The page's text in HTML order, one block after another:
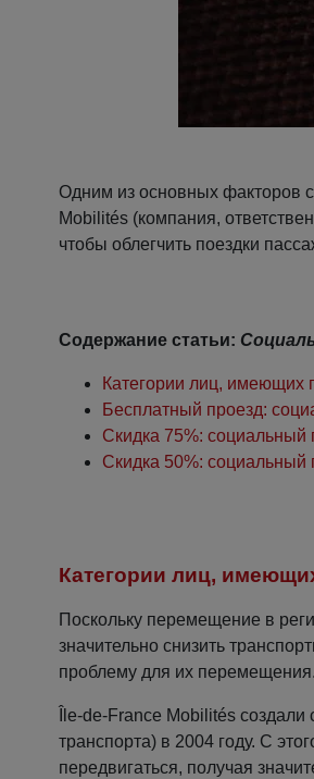
Одним из основных факторов
Mobilités (компания,
чтобы облегчить поездки
Содержание статьи:
Категории лиц, имеющих
Бесплатный проезд:
Скидка 75%:
Скидка 50%:
Категории лиц,
Поскольку перемещение в
значительно снизить
проблему для их перемещения.
Île-de-France Mobilités
транспорта) в 2004 году. С
передвигаться, получая